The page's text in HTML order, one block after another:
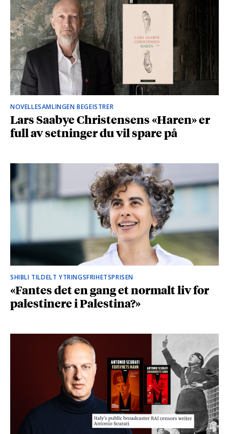
NOVELLESAMLINGEN BEGEISTRER
Lars Saabye Christensens «Haren» er
full av setninger du vil spare på
SHIBLI TILDELT YTRINGSFRIHETSPRISEN
«Fantes det en gang et normalt liv for
palestinere i Palestina?»